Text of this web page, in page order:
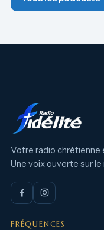
Votre radio chrétienne
Une voix ouverte sur le
FRÉQUENCES